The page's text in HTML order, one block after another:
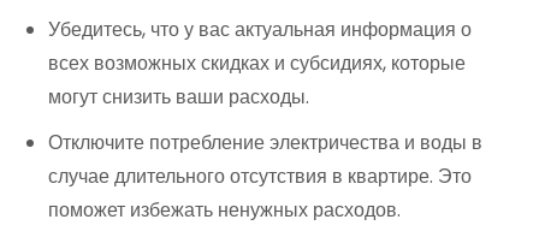
Убедитесь, что у вас актуальная информация о
всех возможных скидках и субсидиях, которые
могут снизить ваши расходы.
Отключите потребление электричества и воды в
случае длительного отсутствия в квартире. Это
поможет избежать ненужных расходов.